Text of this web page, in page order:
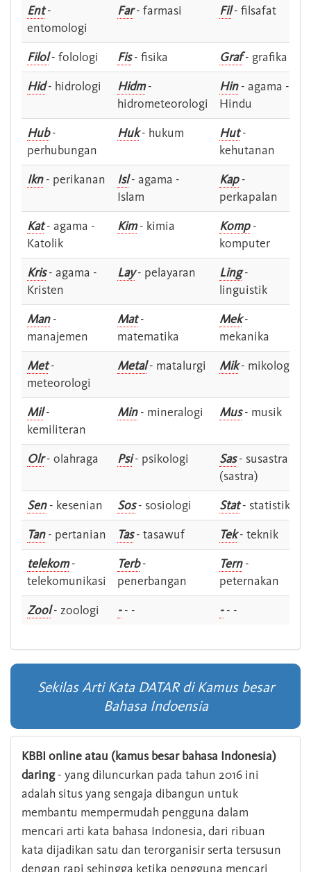
Ent-
entomologi
Far- farmasi Fil- filsafat
Filol- folologi Fis- fisika Graf- grafika
Hid- hidrologi Hidm-
hidrometeorologi
Hin- agama -
Hindu
Hub-
perhubungan
Huk- hukum Hut-
kehutanan
Ikn- perikanan Isl- agama -
Islam
Kap-
perkapalan
Kat- agama -
Katolik
Kim- kimia Komp-
komputer
Kris- agama -
Kristen
Lay- pelayaran Ling-
linguistik
Man-
manajemen
Mat-
matematika
Mek-
mekanika
Met-
meteorologi
Metal- matalurgi Mik- mikologi
Mil-
kemiliteran
Min- mineralogi Mus- musik
Olr- olahraga Psi- psikologi Sas- susastra -
(sastra)
Sen- kesenian Sos- sosiologi Stat- statistik
Tan- pertanian Tas- tasawuf Tek- teknik
telekom-
telekomunikasi
Terb-
penerbangan
Tern-
peternakan
Zool- zoologi -- - -- -
Sekilas Arti Kata DATAR di Kamus besar
Bahasa Indoensia
KBBI online atau (kamus besar bahasa Indonesia)
daring- yang diluncurkan pada tahun 2016 ini
adalah situs yang sengaja dibangun untuk
membantu mempermudah pengguna dalam
mencari arti kata bahasa Indonesia, dari ribuan
kata dijadikan satu dan terorganisir serta tersusun
dengan rapi sehingga ketika pengguna mencari